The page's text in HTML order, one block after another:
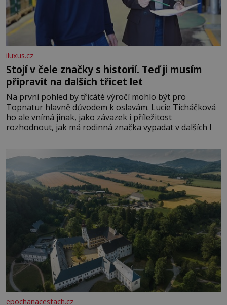
iluxus.cz
Stojí v čele značky s historií. Teď ji musím
připravit na dalších třicet let
Na první pohled by třicáté výročí mohlo být pro
Topnatur hlavně důvodem k oslavám. Lucie Ticháčková
ho ale vnímá jinak, jako závazek i příležitost
rozhodnout, jak má rodinná značka vypadat v dalších l
epochanacestach.cz